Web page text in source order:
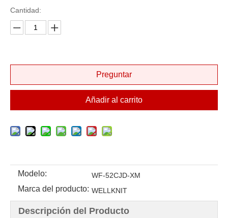
Cantidad:
Preguntar
Añadir al carrito
Modelo: WF-52CJD-XM
Marca del producto: WELLKNIT
Descripción del Producto